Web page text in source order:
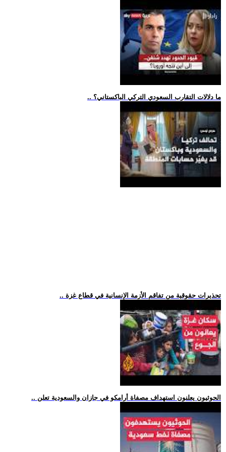
.. ما دلالات التقارب السعودي التركي الباكستاني؟
.. تحذيرات حقوقية من تفاقم الأزمة الإنسانية في قطاع غزة
.. الحوثيون يعلنون استهداف مصفاة أرامكو في جازان والسعودية تعلن